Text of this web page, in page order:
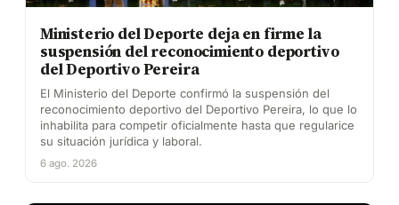
Ministerio del Deporte deja en firme la
suspensión del reconocimiento deportivo
del Deportivo Pereira
El Ministerio del Deporte confirmó la suspensión del
reconocimiento deportivo del Deportivo Pereira, lo que lo
inhabilita para competir oficialmente hasta que regularice
su situación jurídica y laboral.
6 ago. 2026